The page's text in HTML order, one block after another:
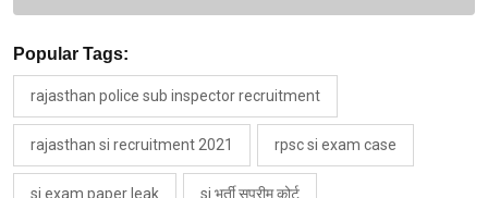
Popular Tags:
rajasthan police sub inspector recruitment
rajasthan si recruitment 2021 rpsc si exam case
si exam paper leak si भर्ती सुप्रीम कोर्ट